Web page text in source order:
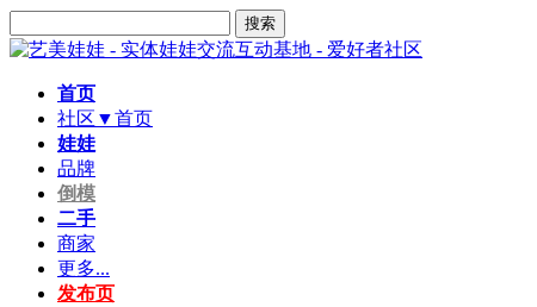
搜索
首页
社区▼首页
娃娃
品牌
倒模
二手
商家
更多...
发布页